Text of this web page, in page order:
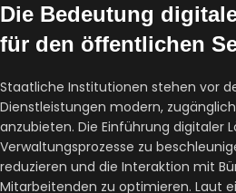
Die Bedeutung
für den öffentlichen
Staatliche Institutionen stehen vor
Dienstleistungen modern,
anzubieten. Die Einführung digitaler
Verwaltungsprozesse zu
reduzieren und die Interaktion mit
Mitarbeitenden zu optimieren. Laut